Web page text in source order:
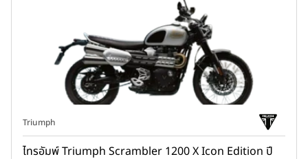
Triumph
ไทรอัมพ์ Triumph Scrambler 1200 X Icon Edition ปี